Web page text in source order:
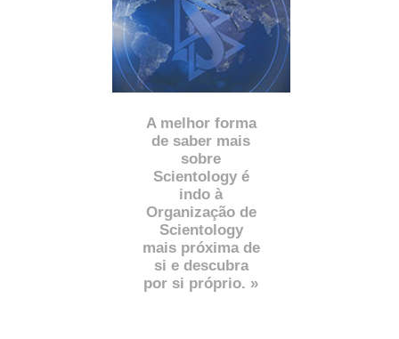
A melhor forma
de saber mais
sobre
Scientology é
indo à
Organização de
Scientology
mais próxima de
si e descubra
por si próprio. »